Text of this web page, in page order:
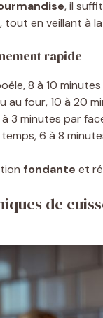
, il
tout en veillant à la
rapide
8 à 10 minutes
au four, 10 à 20
3 minutes par
6 à 8
fondante et
de